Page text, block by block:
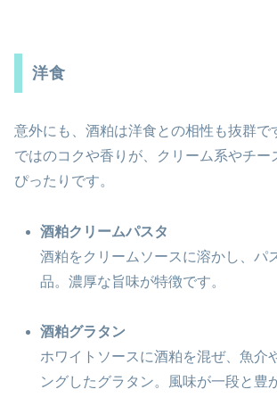
洋食
意外にも、酒粕は洋食との相性も抜群で
ではのコクや香りが、クリーム系やチー
ぴったりです。
酒粕クリームパスタ
酒粕をクリームソースに溶かし、パ
品。濃厚な旨味が特徴です。
酒粕グラタン
ホワイトソースに酒粕を混ぜ、魚介
ングしたグラタン。風味が一段と豊